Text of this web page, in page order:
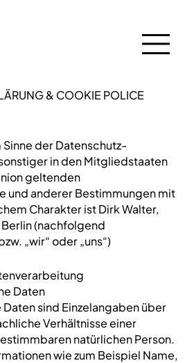
& COOKIE POLICE
der Datenschutz-
in den Mitgliedstaaten
geltenden
und anderer Bestimmungen mit
Charakter ist Dirk Walter,
(nachfolgend
„wir“ oder „uns“)
Daten
sind Einzelangaben über
Verhältnisse einer
natürlichen Person.
wie zum Beispiel Name,